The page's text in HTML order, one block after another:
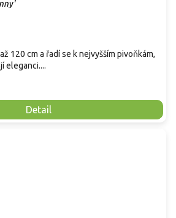
Detail
120 cm a řadí se k nejvyšším pivoňkám,
eleganci....